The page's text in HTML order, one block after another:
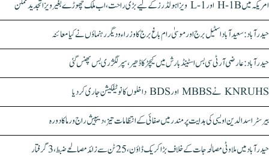
امریکہ میں H-1B اور L-1 ویزا ہولڈرز کے لیے بڑی راحت، اب ملک چھوڑے بغیر ویزا تجدید ممکن
حیدرآباد: سعیدآباد اسٹیل برج اور موسیٰ رام باغ برج کا وزراء و دیگر رہنماؤں نے کیا معائنہ
حیدرآباد: عارضی آر ٹی سی بس اسٹینڈ بارش میں کیچڑ کا ڈھیر، سپر لگژری بس پھنس گئی
KNRUHS نے MBBS اور BDS داخلوں کا نوٹیفکیشن جاری کر دیا
بیرسٹر اسدالدین اویسی کی ہدایت پر مندر میں صفائی کے انتظامات تیز، دیپیش راج ورما کا دورہ
حیدرآباد میں ملاوٹی مصالحہ جات کے خلاف بڑا کریک ڈاؤن، 25 ٹن سے زائد مصالحے ضبط، 3 گرفتار